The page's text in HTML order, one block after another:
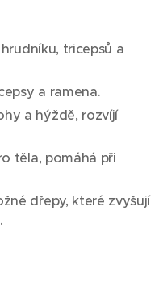
tricepsů a
a ramena.
a hýždě, rozvíjí
těla, pomáhá při
dřepy, které zvyšují